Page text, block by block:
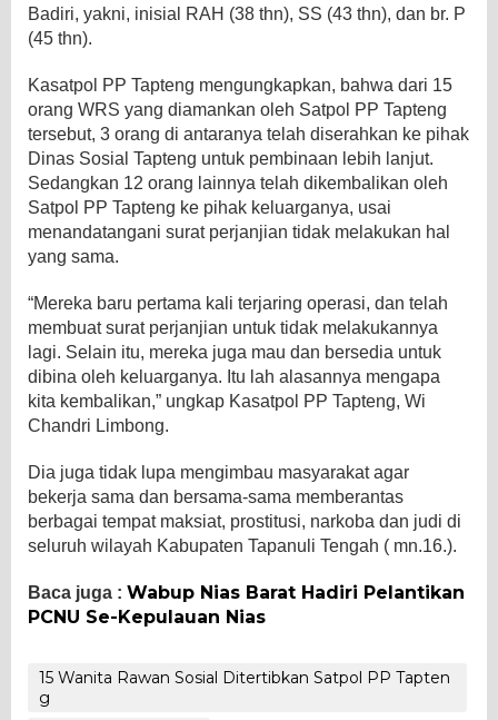
Badiri, yakni, inisial RAH (38 thn), SS (43 thn), dan br. P
(45 thn).
Kasatpol PP Tapteng mengungkapkan, bahwa dari 15
orang WRS yang diamankan oleh Satpol PP Tapteng
tersebut, 3 orang di antaranya telah diserahkan ke pihak
Dinas Sosial Tapteng untuk pembinaan lebih lanjut.
Sedangkan 12 orang lainnya telah dikembalikan oleh
Satpol PP Tapteng ke pihak keluarganya, usai
menandatangani surat perjanjian tidak melakukan hal
yang sama.
“Mereka baru pertama kali terjaring operasi, dan telah
membuat surat perjanjian untuk tidak melakukannya
lagi. Selain itu, mereka juga mau dan bersedia untuk
dibina oleh keluarganya. Itu lah alasannya mengapa
kita kembalikan,” ungkap Kasatpol PP Tapteng, Wi
Chandri Limbong.
Dia juga tidak lupa mengimbau masyarakat agar
bekerja sama dan bersama-sama memberantas
berbagai tempat maksiat, prostitusi, narkoba dan judi di
seluruh wilayah Kabupaten Tapanuli Tengah ( mn.16.).
Baca juga : Wabup Nias Barat Hadiri Pelantikan
PCNU Se-Kepulauan Nias
15 Wanita Rawan Sosial Ditertibkan Satpol PP Tapten
g